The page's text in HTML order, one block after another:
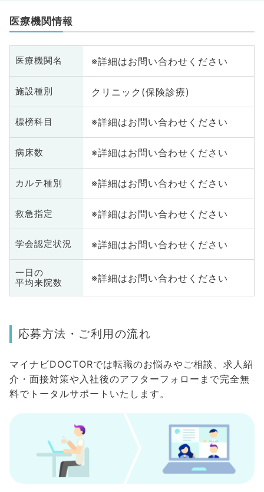
医療機関情報
医療機関名 ※詳細はお問い合わせください
施設種別 クリニック(保険診療)
標榜科目 ※詳細はお問い合わせください
病床数 ※詳細はお問い合わせください
カルテ種別 ※詳細はお問い合わせください
救急指定 ※詳細はお問い合わせください
学会認定状況 ※詳細はお問い合わせください
一日の
平均来院数
※詳細はお問い合わせください
応募方法・ご利用の流れ
マイナビDOCTORでは転職のお悩みやご相談、求人紹
介・面接対策や入社後のアフターフォローまで完全無
料でトータルサポートいたします。